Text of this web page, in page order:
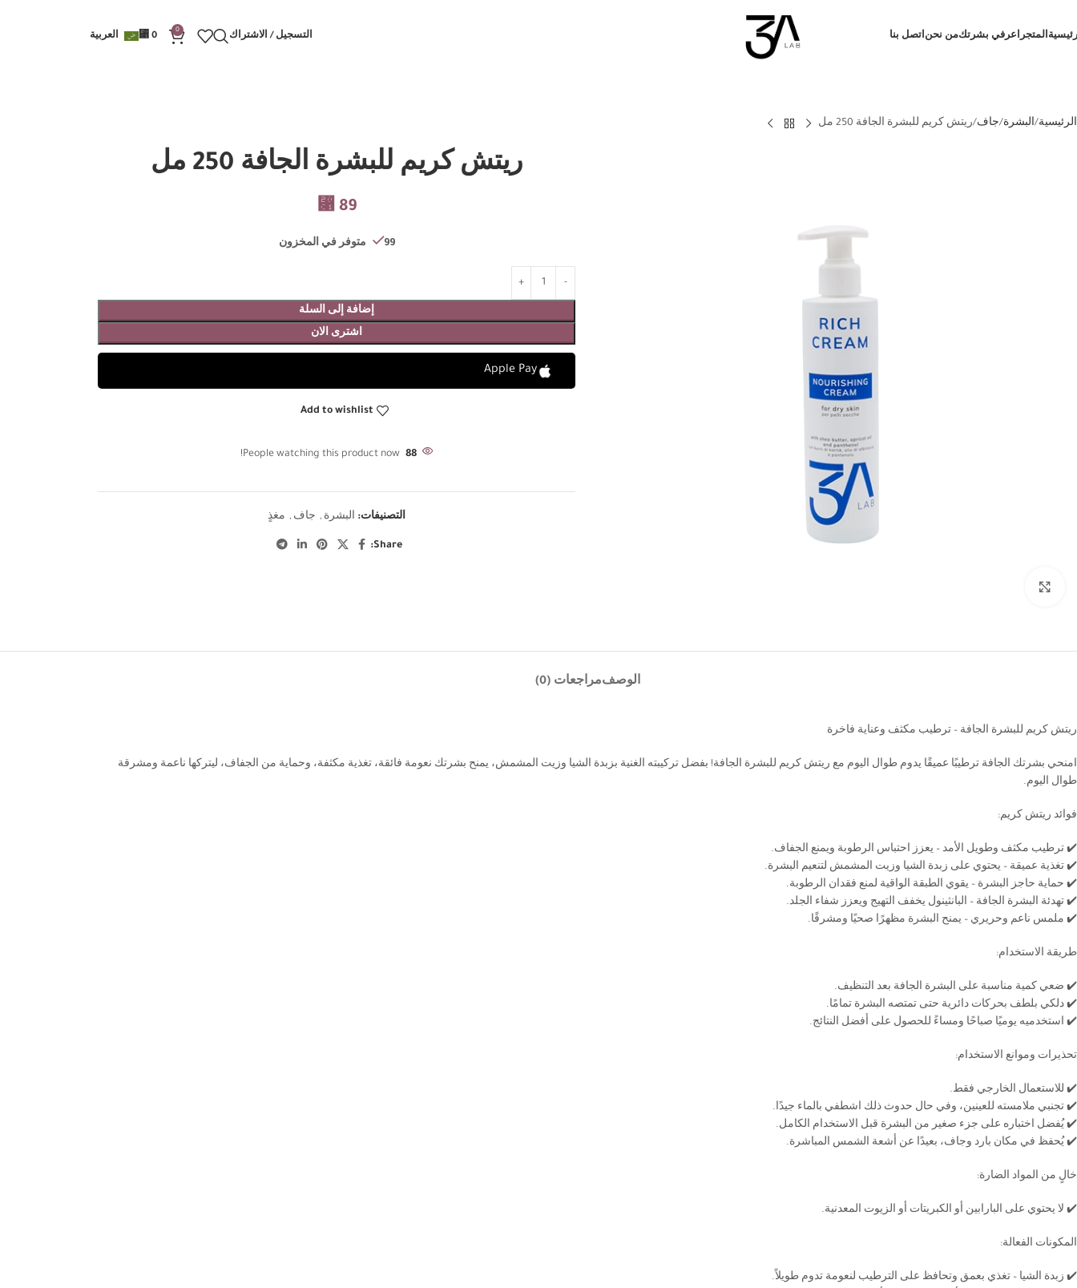
المتجر اعرفي بشرتكمن نحناتصل بنا التسجيل / الاشتراك
0
⃁ 0 العربية
الرئيسية البشرة جاف ريتش كريم للبشرة الجافة 250 مل
ريتش كريم للبشرة الجافة 250 مل
⃁89
99 متوفر في المخزون
إضافة إلى السلة
اشترى الان
Apple Pay
Add to wishlist
88
People watching this product now!
التصنيفات: البشرة , جاف , مغذٍ
Share:
الوصفمراجعات (0)
ريتش كريم للبشرة الجافة – ترطيب مكثف وعناية فاخرة
امنحي بشرتك الجافة ترطيبًا عميقًا يدوم طوال اليوم مع ريتش كريم للبشرة الجافة! بفضل تركيبته الغنية بزبدة الشيا وزيت المشمش، يمنح بشرتك نعومة فائقة، تغذية مكثفة، وحماية من الجفاف، ليتركها ناعمة ومشرقة
طوال اليوم.
فوائد ريتش كريم:
✔️ ترطيب مكثف وطويل الأمد – يعزز احتباس الرطوبة ويمنع الجفاف.
✔️ تغذية عميقة – يحتوي على زبدة الشيا وزيت المشمش لتنعيم البشرة.
✔️ حماية حاجز البشرة – يقوي الطبقة الواقية لمنع فقدان الرطوبة.
✔️ تهدئة البشرة الجافة – البانثينول يخفف التهيج ويعزز شفاء الجلد.
✔️ ملمس ناعم وحريري – يمنح البشرة مظهرًا صحيًا ومشرقًا.
طريقة الاستخدام:
✔️ ضعي كمية مناسبة على البشرة الجافة بعد التنظيف.
✔️ دلكي بلطف بحركات دائرية حتى تمتصه البشرة تمامًا.
✔️ استخدميه يوميًا صباحًا ومساءً للحصول على أفضل النتائج.
تحذيرات وموانع الاستخدام:
✔️ للاستعمال الخارجي فقط.
✔️ تجنبي ملامسته للعينين، وفي حال حدوث ذلك اشطفي بالماء جيدًا.
✔️ يُفضل اختباره على جزء صغير من البشرة قبل الاستخدام الكامل.
✔️ يُحفظ في مكان بارد وجاف، بعيدًا عن أشعة الشمس المباشرة.
خالٍ من المواد الضارة:
✔️ لا يحتوي على البارابين أو الكبريتات أو الزيوت المعدنية.
المكونات الفعالة:
✔️ زبدة الشيا – تغذي بعمق وتحافظ على الترطيب لنعومة تدوم طويلاً.